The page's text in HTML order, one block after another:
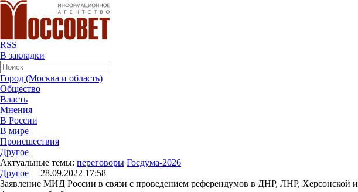
RSS
В закладки
Город (Москва и область)
Общество
Власть
Мнения
В России
В мире
Происшествия
Другое
Актуальные темы: переговоры Госдума-2026
Другое 28.09.2022 17:58
Заявление МИД России в связи с проведением референдумов в ДНР, ЛНР, Херсонской и